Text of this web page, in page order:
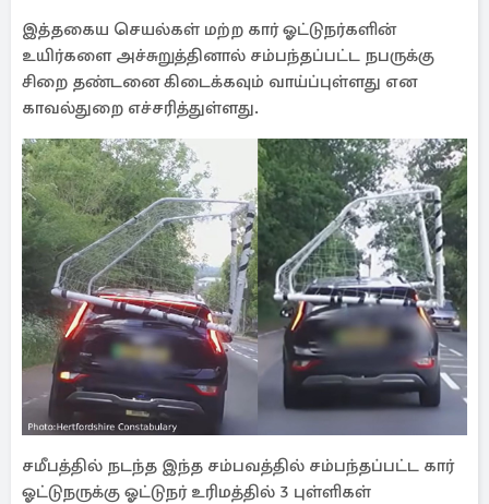
இத்தகைய செயல்கள் மற்ற கார் ஓட்டுநர்களின்
உயிர்களை அச்சுறுத்தினால் சம்பந்தப்பட்ட நபருக்கு
சிறை தண்டனை கிடைக்கவும் வாய்ப்புள்ளது என
காவல்துறை எச்சரித்துள்ளது.
சமீபத்தில் நடந்த இந்த சம்பவத்தில் சம்பந்தப்பட்ட கார்
ஓட்டுநருக்கு ஓட்டுநர் உரிமத்தில் 3 புள்ளிகள்